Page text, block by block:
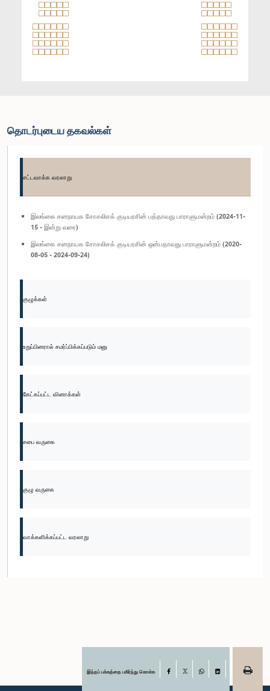
தொடர்புடைய தகவல்கள்
சட்டவாக்க வரலாறு
இலங்கை சனநாயக சோசலிசக் குடியரசின் பத்தாவது பாராளுமன்றம் (2024-11-
15 - இன்று வரை)
இலங்கை சனநாயக சோசலிசக் குடியரசின் ஒன்பதாவது பாராளுமன்றம் (2020-
08-05 - 2024-09-24)
குழுக்கள்
உறுப்பினரால் சமர்ப்பிக்கப்படும் மனு
கேட்கப்பட்ட வினாக்கள்
சபை வருகை
குழு வருகை
வாக்களிக்கப்பட்ட வரலாறு
இந்தப் பக்கத்தை பகிர்ந்து கொள்க Facebook